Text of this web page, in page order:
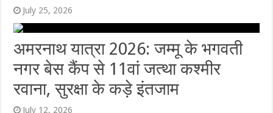
July 25, 2026
अमरनाथ यात्रा 2026: जम्मू के भगवती
नगर बेस कैंप से 11वां जत्था कश्मीर
रवाना, सुरक्षा के कड़े इंतजाम
July 12, 2026